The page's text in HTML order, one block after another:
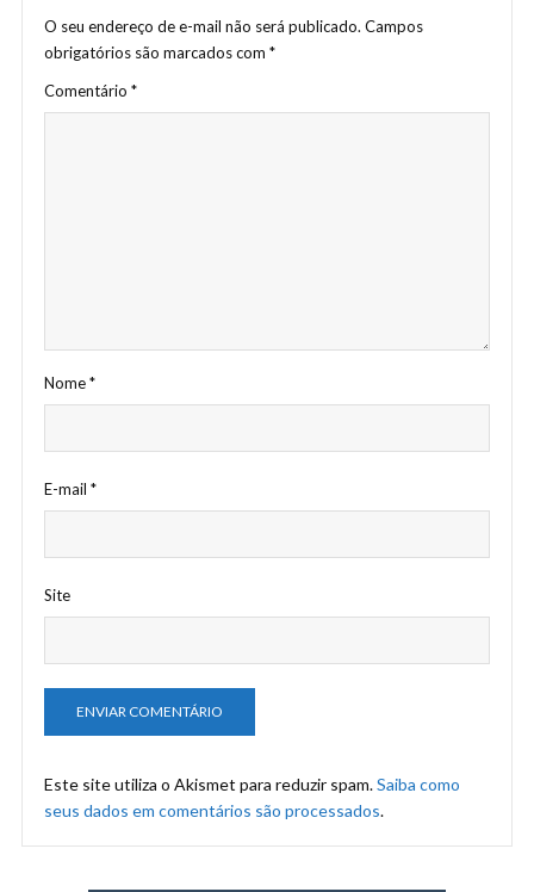
O seu endereço de e-mail não será publicado. Campos
obrigatórios são marcados com *
Comentário *
Nome*
E-mail *
Site
Este site utiliza o Akismet para reduzir spam.Saiba como
seus dados em comentários são processados.